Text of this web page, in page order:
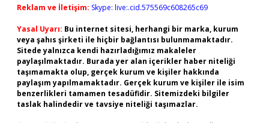
Reklam ve İletişim: Skype: live:.cid.575569c608265c69
Yasal Uyarı: Bu internet sitesi, herhangi bir marka, kurum
veya şahıs şirketi ile hiçbir bağlantısı bulunmamaktadır.
Sitede yalnızca kendi hazırladığımız makaleler
paylaşılmaktadır. Burada yer alan içerikler haber niteliği
taşımamakta olup, gerçek kurum ve kişiler hakkında
paylaşım yapılmamaktadır. Gerçek kurum ve kişiler ile isim
benzerlikleri tamamen tesadüfidir. Sitemizdeki bilgiler
taslak halindedir ve tavsiye niteliği taşımazlar.